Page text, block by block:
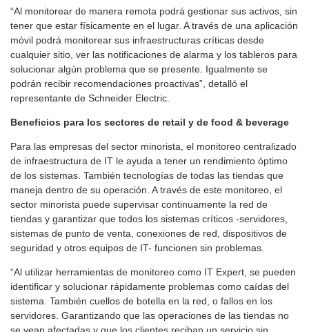
“Al monitorear de manera remota podrá gestionar sus activos, sin
tener que estar físicamente en el lugar. A través de una aplicación
móvil podrá monitorear sus infraestructuras críticas desde
cualquier sitio, ver las notificaciones de alarma y los tableros para
solucionar algún problema que se presente. Igualmente se
podrán recibir recomendaciones proactivas”, detalló el
representante de Schneider Electric.
Beneficios para los sectores de retail y de food & beverage
Para las empresas del sector minorista, el monitoreo centralizado
de infraestructura de IT le ayuda a tener un rendimiento óptimo
de los sistemas. También tecnologías de todas las tiendas que
maneja dentro de su operación. A través de este monitoreo, el
sector minorista puede supervisar continuamente la red de
tiendas y garantizar que todos los sistemas críticos -servidores,
sistemas de punto de venta, conexiones de red, dispositivos de
seguridad y otros equipos de IT- funcionen sin problemas.
“Al utilizar herramientas de monitoreo como IT Expert, se pueden
identificar y solucionar rápidamente problemas como caídas del
sistema. También cuellos de botella en la red, o fallos en los
servidores. Garantizando que las operaciones de las tiendas no
se vean afectadas y que los clientes reciban un servicio sin